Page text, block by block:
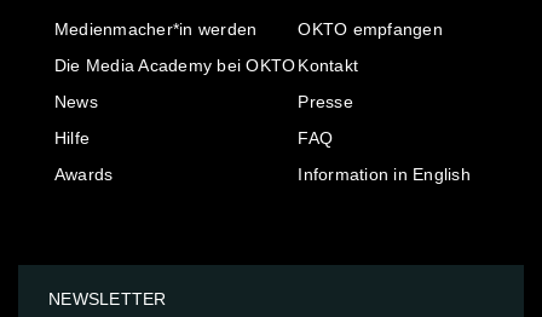
Medienmacher*in werden
Die Media Academy bei OKTO
News
Hilfe
Awards
OKTO empfangen
Kontakt
Presse
FAQ
Information in English
NEWSLETTER